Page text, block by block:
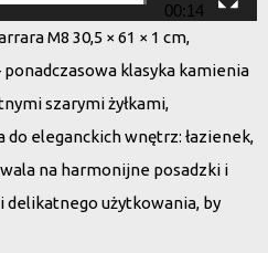
00:14
M8 30,5 × 61 × 1 cm,
klasyka kamienia
szarymi żyłkami,
eleganckich wnętrz: łazienek,
na harmonijne posadzki i
delikatnego użytkowania, by